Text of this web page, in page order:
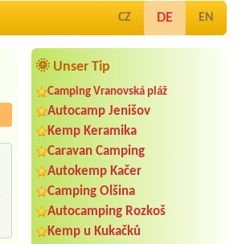
CZ DE EN
🌞 Unser Tip
Camping Vranovská pláž
Autocamp Jenišov
Kemp Keramika
Caravan Camping
Autokemp Kačer
Camping Olšina
Autocamping Rozkoš
Kemp u Kukačků